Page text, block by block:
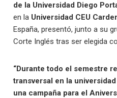
de la Universidad Diego
en la Universidad CEU
España, presentó, junto a su
Corte Inglés tras ser elegida
“Durante todo el semestre
transversal en la
una campaña para el